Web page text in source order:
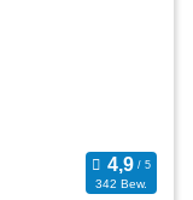
342 Bew.